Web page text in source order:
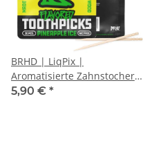
BRHD | LiqPix |
Aromatisierte Zahnstocher |
Pineapple Ice
5,90 € *